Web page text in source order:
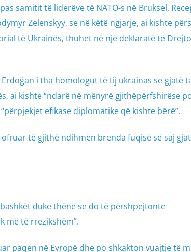
samitit të liderëve të NATO-s në Bruksel,
Zelenskyy, se në këtë ngjarje, ai kishte
të Ukrainës, thuhet në një deklaratë të
i tha homologut të tij ukrainas se gjatë
ai kishte “ndarë në mënyrë gjithëpërfshirëse
efikase diplomatike që kishte bërë”.
të gjithë ndihmën brenda fuqisë së saj
duke thënë se do të përshpejtonte
më të rrezikshëm”.
paqen në Evropë dhe po shkakton vuajtje të